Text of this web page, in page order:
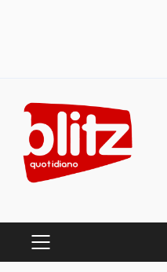
content
PRIMARY